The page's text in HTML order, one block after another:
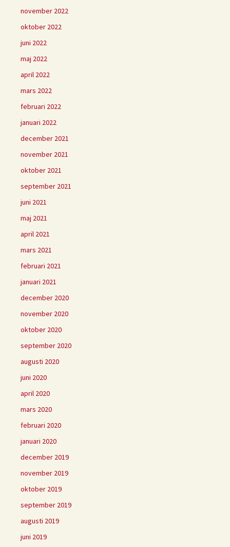
november 2022
oktober 2022
juni 2022
maj 2022
april 2022
mars 2022
februari 2022
januari 2022
december 2021
november 2021
oktober 2021
september 2021
juni 2021
maj 2021
april 2021
mars 2021
februari 2021
januari 2021
december 2020
november 2020
oktober 2020
september 2020
augusti 2020
juni 2020
april 2020
mars 2020
februari 2020
januari 2020
december 2019
november 2019
oktober 2019
september 2019
augusti 2019
juni 2019